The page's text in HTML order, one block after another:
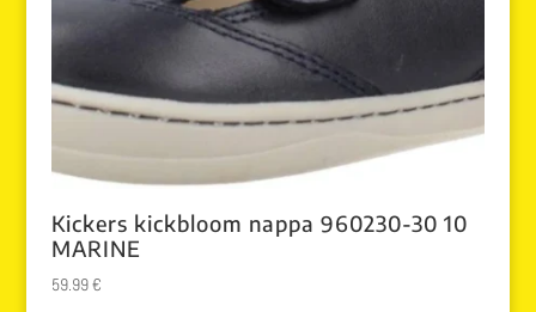
Kickers kickbloom nappa 960230-30 10
MARINE
59.99€